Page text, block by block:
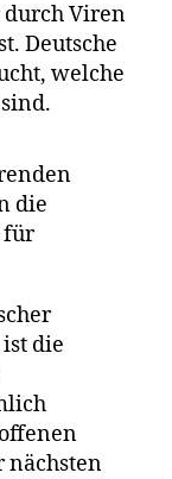
durch Viren
Deutsche
welche
die
für
die
nächsten